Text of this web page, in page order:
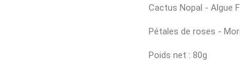
Cactus Nopal - Algue
Pétales de roses -
Poids net : 80g